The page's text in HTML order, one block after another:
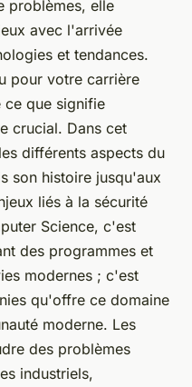
problèmes, elle
avec l'arrivée
et tendances.
pour votre carrière
ce que signifie
crucial. Dans cet
différents aspects du
son histoire jusqu'aux
liés à la sécurité
Science, c'est
des programmes et
modernes ; c'est
qu'offre ce domaine
moderne. Les
des problèmes
industriels,